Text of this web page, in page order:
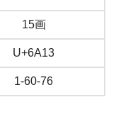
15画
U+6A13
1-60-76